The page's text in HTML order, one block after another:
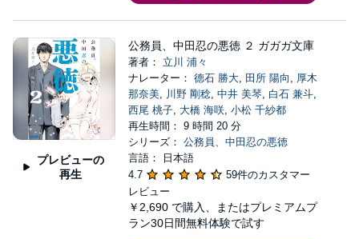
プレビューの
再生
公務員、中田忍の悪徳 ２ ガガガ文庫
著者： 立川 浦々
ナレーター： 德石 勝大, 田所 陽向 , 厚木
那奈美, 川野 剛稔, 中井 美琴, 白石 兼斗,
西尾 桃子, 大橋 海咲, 小松 千紗都
再生時間： 9 時間 20 分
シリーズ： 公務員、中田忍の悪徳
言語： 日本語
4.7
59件のカスタマー
レビュー
￥2,690 で購入、またはプレミアムプ
ラン30日間無料体験で試す